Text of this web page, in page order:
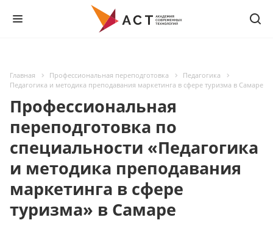
Главная Профессиональная переподготовка
Педагогика
Педагогика и методика преподавания маркетинга в сфере туризма в Самаре
Профессиональная
переподготовка по
специальности «Педагогика
и методика преподавания
маркетинга в сфере
туризма» в Самаре